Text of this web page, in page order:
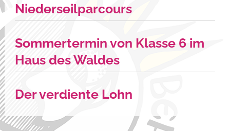
Niederseilparcours
Sommertermin von Klasse 6 im
Haus des Waldes
Der verdiente Lohn